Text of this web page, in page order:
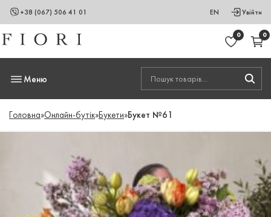
+38 (067) 506 41 01 EN Увійти
0 0
Меню
Головна»Онлайн-бутік»Букети»Букет №61